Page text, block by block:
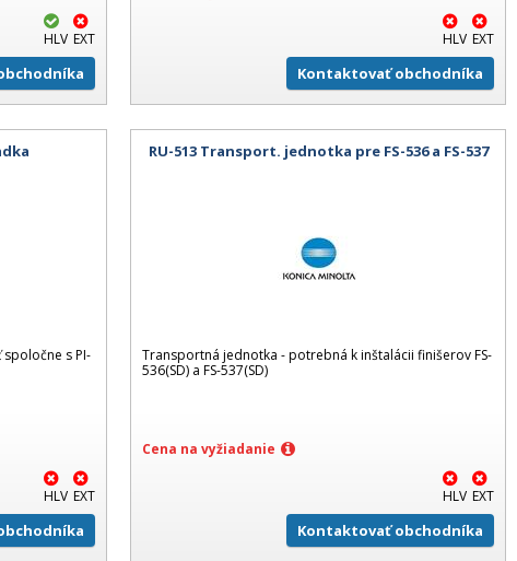
HLV EXT HLV EXT
Kontaktovať obchodníka
spoločne s PI-
HLV EXT
RU-513 Transport. jednotka pre FS-536 a FS-537
Transportná jednotka - potrebná k inštalácii finišerov FS-
536(SD) a FS-537(SD)
Cena na vyžiadanie
HLV EXT
Kontaktovať obchodníka